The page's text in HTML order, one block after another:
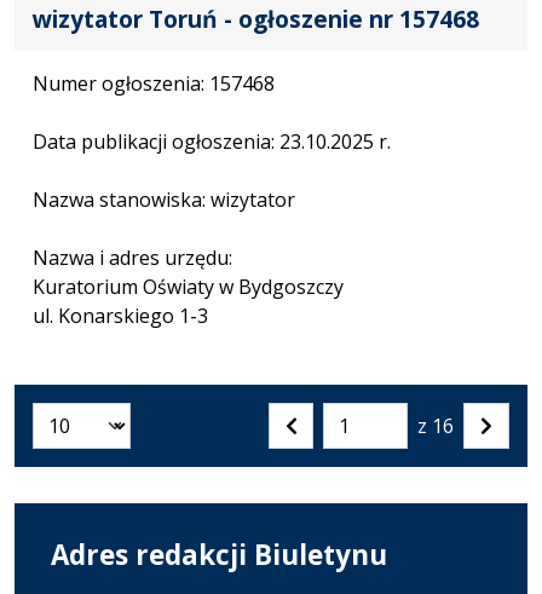
wizytator Toruń - ogłoszenie nr 157468
Numer ogłoszenia: 157468
Data publikacji ogłoszenia: 23.10.2025 r.
Nazwa stanowiska: wizytator
Nazwa i adres urzędu:
Kuratorium Oświaty w Bydgoszczy
ul. Konarskiego 1-3
Liczba artykułów na stronie:
Poprzednia
Przejdź
do
strony
z 16
Adres redakcji Biuletynu